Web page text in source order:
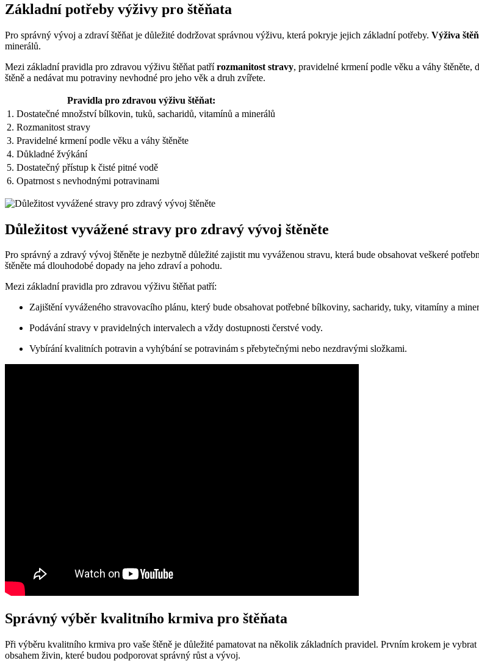
Základní potřeby výživy pro štěňata
Pro správný vývoj a zdraví štěňat je důležité dodržovat správnou výživu, která pokryje jejich základní potřeby. Výživa
minerálů.
Mezi základní pravidla pro zdravou výživu štěňat patřírozmanitost stravy, pravidelné krmení podle věku a váhy
štěně a nedávat mu potraviny nevhodné pro jeho věk a druh zvířete.
Pravidla pro zdravou výživu štěňat:
1. Dostatečné množství bílkovin, tuků, sacharidů, vitamínů a minerálů
2. Rozmanitost stravy
3. Pravidelné krmení podle věku a váhy štěněte
4. Důkladné žvýkání
5. Dostatečný přístup k čisté pitné vodě
6. Opatrnost s nevhodnými potravinami
Důležitost vyvážené stravy pro zdravý vývoj štěněte
Pro správný a zdravý vývoj štěněte je nezbytně důležité zajistit mu vyváženou stravu, která bude obsahovat veškeré
štěněte má dlouhodobé dopady na jeho zdraví a pohodu.
Mezi základní pravidla pro zdravou výživu štěňat patří:
Zajištění vyváženého stravovacího plánu, který bude obsahovat potřebné bílkoviny, sacharidy, tuky, vitamíny a
Podávání stravy v pravidelných intervalech a vždy dostupnosti čerstvé vody.
Vybírání kvalitních potravin a vyhýbání se potravinám s přebytečnými nebo nezdravými složkami.
Správný výběr kvalitního krmiva pro štěňata
Při výběru kvalitního krmiva pro vaše štěně je důležité pamatovat na několik základních pravidel. Prvním krokem je
obsahem živin, které budou podporovat správný růst a vývoj.